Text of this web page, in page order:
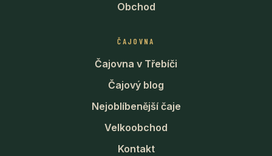
Obchod
ČAJOVNA
Čajovna v Třebíči
Čajový blog
Nejoblíbenější čaje
Velkoobchod
Kontakt